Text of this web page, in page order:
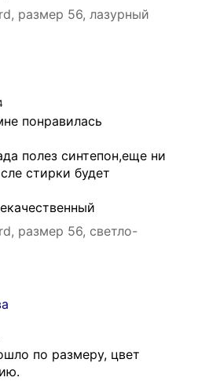
размер 56, лазурный
понравилась
полез синтепон,еще ни
стирки будет
размер 56, светло-
по размеру, цвет